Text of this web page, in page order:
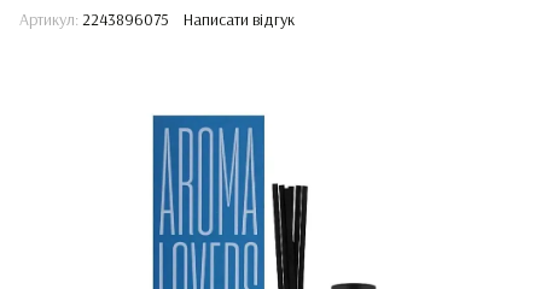
Артикул: 2243896075 Написати відгук